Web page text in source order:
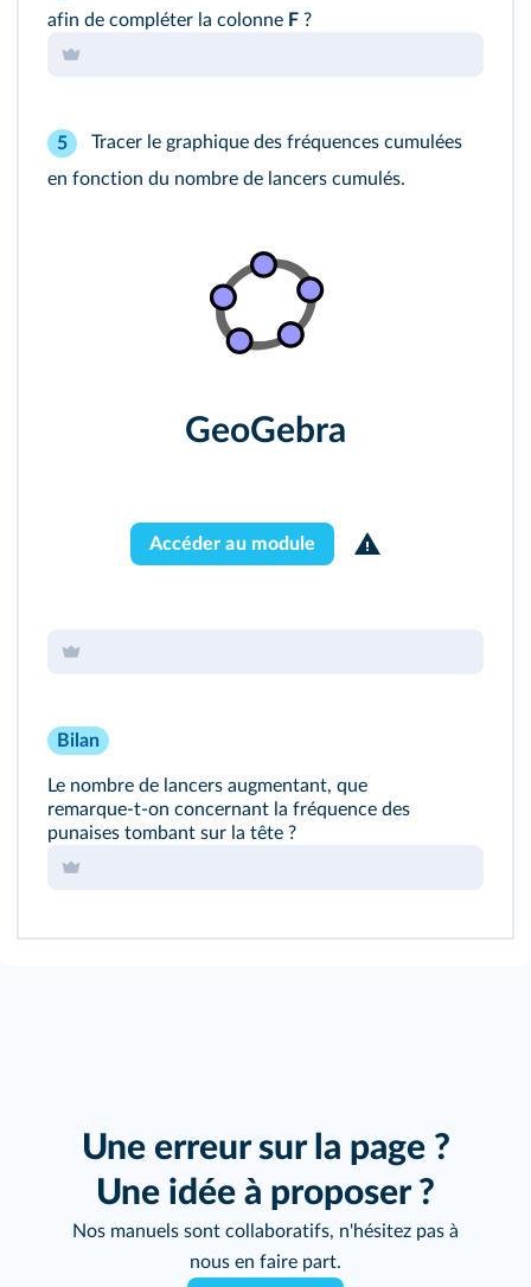
afin de compléter la colonne F ?
5
Tracer le graphique des fréquences cumulées
en fonction du nombre de lancers cumulés.
GeoGebra
Accéder au module
Bilan
Le nombre de lancers augmentant, que
remarque‑t‑on concernant la fréquence des
punaises tombant sur la tête ?
Une erreur sur la page ?
Une idée à proposer ?
Nos manuels sont collaboratifs, n'hésitez pas à
nous en faire part.